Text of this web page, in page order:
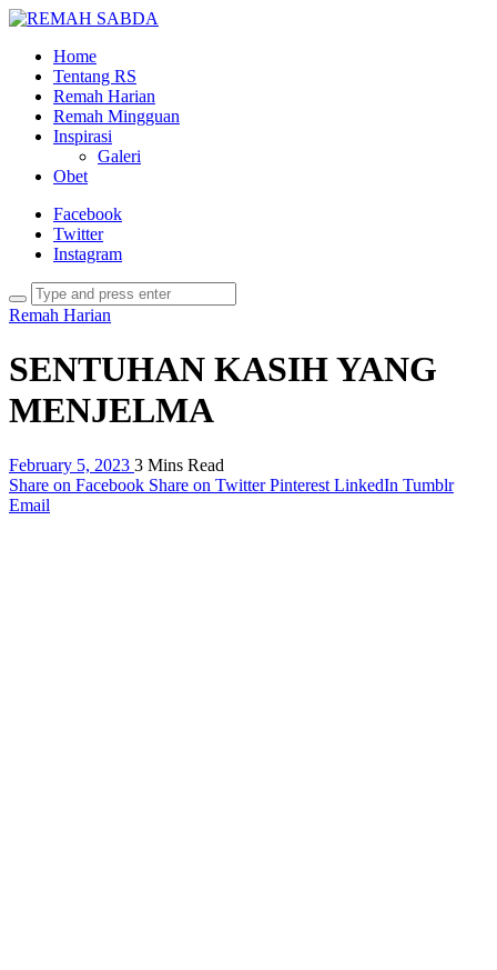
Home
Tentang RS
Remah Harian
Remah Mingguan
Inspirasi
Galeri
Obet
Facebook
Twitter
Instagram
Remah Harian
SENTUHAN KASIH YANG
MENJELMA
February 5, 2023 3 Mins Read
Share on Facebook Share on Twitter Pinterest LinkedIn Tumblr
Email